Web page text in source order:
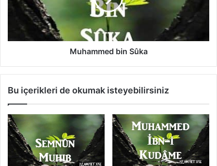
b
k
Muhammed bin Sûka
Bu içerikleri de okumak isteyebilirsiniz